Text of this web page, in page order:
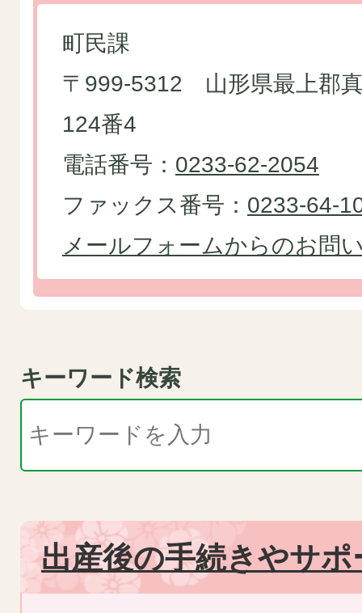
町民課
〒999-5312 山形県最上郡
124番4
電話番号： 0233-62-2054
ファックス番号： 0233-64-
メールフォームからのお問
キーワード検索
出産後の手続きやサポ